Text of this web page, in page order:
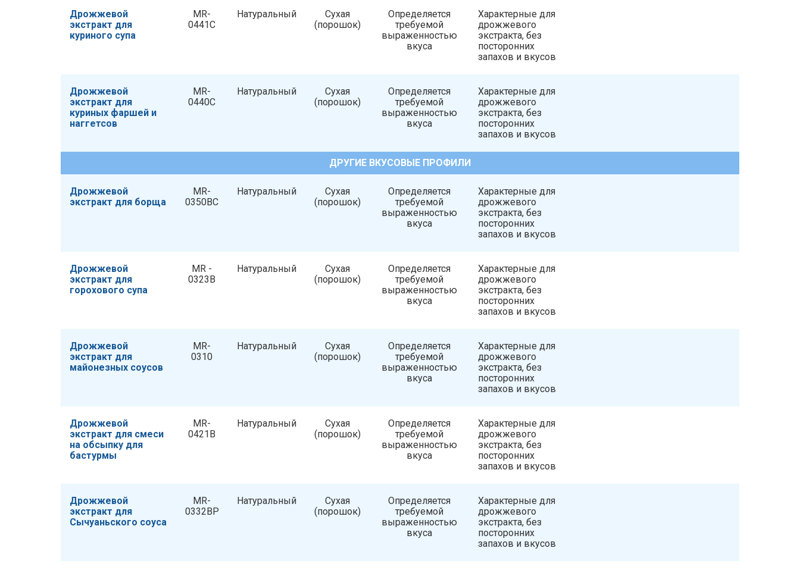
Дрожжевой
экстракт для
куриного супа
MR-
0441C
Натуральный
Сухая
(порошок)
Определяется
требуемой
выраженностью
вкуса
Характерные для
дрожжевого
экстракта, без
посторонних
запахов и вкусов
Дрожжевой
экстракт для
куриных фаршей и
наггетсов
MR-
0440C
Натуральный
Сухая
(порошок)
Определяется
требуемой
выраженностью
вкуса
Характерные для
дрожжевого
экстракта, без
посторонних
запахов и вкусов
ДРУГИЕ ВКУСОВЫЕ ПРОФИЛИ
Дрожжевой
экстракт для борща
MR-
0350BC
Натуральный
Сухая
(порошок)
Определяется
требуемой
выраженностью
вкуса
Характерные для
дрожжевого
экстракта, без
посторонних
запахов и вкусов
Дрожжевой
экстракт для
горохового супа
MR -
0323B
Натуральный
Сухая
(порошок)
Определяется
требуемой
выраженностью
вкуса
Характерные для
дрожжевого
экстракта, без
посторонних
запахов и вкусов
Дрожжевой
экстракт для
майонезных соусов
MR-
0310
Натуральный
Сухая
(порошок)
Определяется
требуемой
выраженностью
вкуса
Характерные для
дрожжевого
экстракта, без
посторонних
запахов и вкусов
Дрожжевой
экстракт для смеси
на обсыпку для
бастурмы
MR-
0421B
Натуральный
Сухая
(порошок)
Определяется
требуемой
выраженностью
вкуса
Характерные для
дрожжевого
экстракта, без
посторонних
запахов и вкусов
Дрожжевой
экстракт для
Сычуаньского соуса
MR-
0332BP
Натуральный
Сухая
(порошок)
Определяется
требуемой
выраженностью
вкуса
Характерные для
дрожжевого
экстракта, без
посторонних
запахов и вкусов